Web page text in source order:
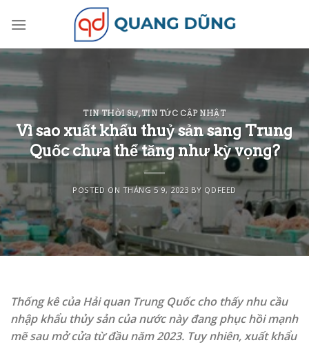
TIN THỜI SỰ,TIN TỨC CẬP NHẬT
Vì sao xuất khẩu thuỷ sản sang Trung
Quốc chưa thể tăng như kỳ vọng?
POSTED ON THÁNG 5 9, 2023 BY QDFEED
Thống kê của Hải quan Trung Quốc cho thấy nhu cầu
nhập khẩu thủy sản của nước này đang phục hồi mạnh
mẽ sau mở cửa từ đầu năm 2023. Tuy nhiên, xuất khẩu